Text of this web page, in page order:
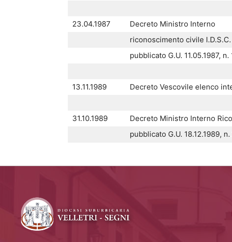
23.04.1987
Decreto Ministro Interno
riconoscimento civile I.D.S.C.
pubblicato G.U. 11.05.1987, n.
13.11.1989 Decreto Vescovile elenco
31.10.1989
Decreto Ministro Interno
pubblicato G.U. 18.12.1989,